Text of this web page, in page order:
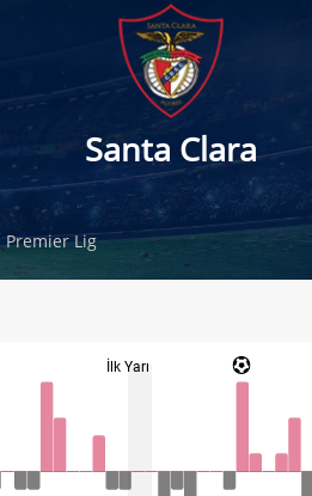
Santa Clara
Premier Lig
İlk Yarı